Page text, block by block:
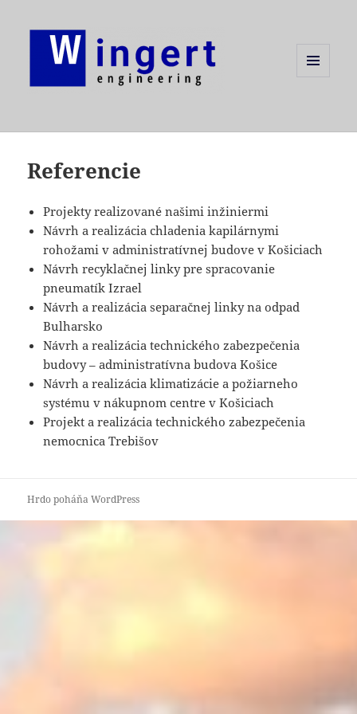
Referencie
Projekty realizované našimi inžiniermi
Návrh a realizácia chladenia kapilárnymi
rohožami v administratívnej budove v Košiciach
Návrh recyklačnej linky pre spracovanie
pneumatík Izrael
Návrh a realizácia separačnej linky na odpad
Bulharsko
Návrh a realizácia technického zabezpečenia
budovy – administratívna budova Košice
Návrh a realizácia klimatizácie a požiarneho
systému v nákupnom centre v Košiciach
Projekt a realizácia technického zabezpečenia
nemocnica Trebišov
Hrdo poháňa WordPress